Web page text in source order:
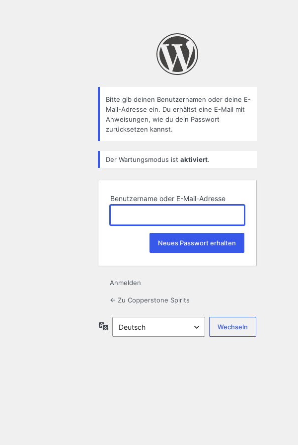
Bitte gib deinen Benutzernamen oder deine E-
Mail-Adresse ein. Du erhältst eine E-Mail mit
Anweisungen, wie du dein Passwort
zurücksetzen kannst.
Der Wartungsmodus ist aktiviert.
Benutzername oder E-Mail-Adresse
Anmelden
← Zu Copperstone Spirits
Sprache